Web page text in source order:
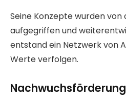
Seine Konzepte wurden
aufgegriffen und
entstand ein Netzwerk von
Werte verfolgen.
Nachwuchsförderung